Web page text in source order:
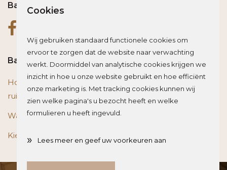
Bas op social media
Bas blogt
Houten vloer of trap renoveren? Zo beïnvloed je de
ruimte optisch
Wat is het beste materiaal voor een traprenovatie?
Kies de juiste plint voor je vloer
Cookies
Wij gebruiken standaard functionele cookies om
ervoor te zorgen dat de website naar verwachting
werkt. Doormiddel van analytische cookies krijgen we
inzicht in hoe u onze website gebruikt en hoe efficiënt
onze marketing is. Met tracking cookies kunnen wij
zien welke pagina's u bezocht heeft en welke
formulieren u heeft ingevuld.
» Lees meer en geef uw voorkeuren aan